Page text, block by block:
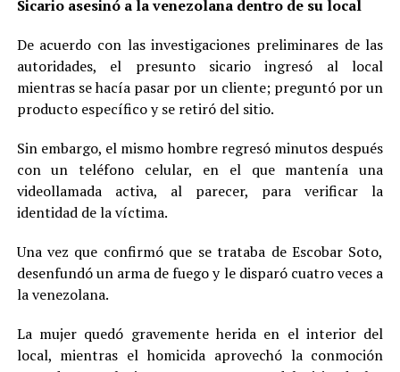
Sicario asesinó a la venezolana dentro de su local
De acuerdo con las investigaciones preliminares de las
autoridades, el presunto sicario ingresó al local
mientras se hacía pasar por un cliente; preguntó por un
producto específico y se retiró del sitio.
Sin embargo, el mismo hombre regresó minutos después
con un teléfono celular, en el que mantenía una
videollamada activa, al parecer, para verificar la
identidad de la víctima.
Una vez que confirmó que se trataba de Escobar Soto,
desenfundó un arma de fuego y le disparó cuatro veces a
la venezolana.
La mujer quedó gravemente herida en el interior del
local, mientras el homicida aprovechó la conmoción